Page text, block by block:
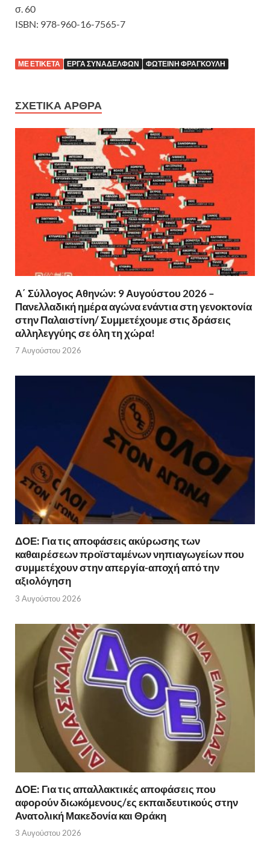
σ. 60
ISBN: 978-960-16-7565-7
ΜΕ ΕΤΙΚΈΤΑ ΈΡΓΑ ΣΥΝΑΔΈΛΦΩΝ ΦΩΤΕΙΝΉ ΦΡΑΓΚΟΎΛΗ
ΣΧΕΤΙΚΆ ΆΡΘΡΑ
Α΄ Σύλλογος Αθηνών: 9 Αυγούστου 2026 –
Πανελλαδική ημέρα αγώνα ενάντια στη γενοκτονία
στην Παλαιστίνη/ Συμμετέχουμε στις δράσεις
αλληλεγγύης σε όλη τη χώρα!
7 Αυγούστου 2026
ΔΟΕ: Για τις αποφάσεις ακύρωσης των
καθαιρέσεων προϊσταμένων νηπιαγωγείων που
συμμετέχουν στην απεργία-αποχή από την
αξιολόγηση
3 Αυγούστου 2026
ΔΟΕ: Για τις απαλλακτικές αποφάσεις που
αφορούν διωκόμενους/ες εκπαιδευτικούς στην
Ανατολική Μακεδονία και Θράκη
3 Αυγούστου 2026